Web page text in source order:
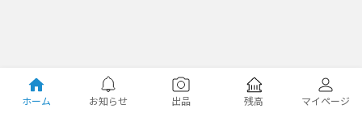
ホーム お知らせ 出品 残高 マイページ